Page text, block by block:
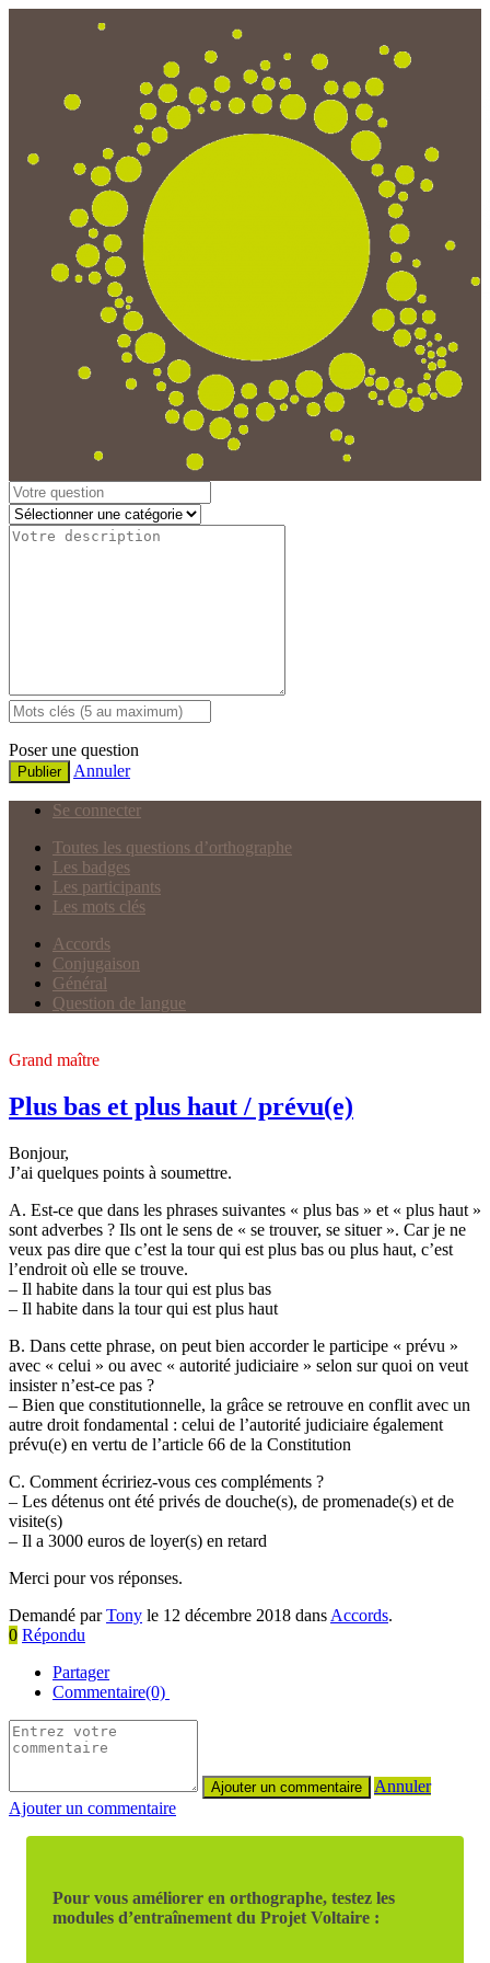
Poser une question
Publier Annuler
Se connecter
Toutes les questions d’orthographe
Les badges
Les participants
Les mots clés
Accords
Conjugaison
Général
Question de langue
Grand maître
Plus bas et plus haut / prévu(e)
Bonjour,
J’ai quelques points à soumettre.
A. Est-ce que dans les phrases suivantes « plus bas » et « plus haut »
sont adverbes ? Ils ont le sens de « se trouver, se situer ». Car je ne
veux pas dire que c’est la tour qui est plus bas ou plus haut, c’est
l’endroit où elle se trouve.
– Il habite dans la tour qui est plus bas
– Il habite dans la tour qui est plus haut
B. Dans cette phrase, on peut bien accorder le participe « prévu »
avec « celui » ou avec « autorité judiciaire » selon sur quoi on veut
insister n’est-ce pas ?
– Bien que constitutionnelle, la grâce se retrouve en conflit avec un
autre droit fondamental : celui de l’autorité judiciaire également
prévu(e) en vertu de l’article 66 de la Constitution
C. Comment écririez-vous ces compléments ?
– Les détenus ont été privés de douche(s), de promenade(s) et de
visite(s)
– Il a 3000 euros de loyer(s) en retard
Merci pour vos réponses.
Demandé parTony le 12 décembre 2018 dans Accords.
0 Répondu
Partager
Commentaire(0)
Annuler
Ajouter un commentaire
Pour vous améliorer en orthographe, testez les
modules d’entraînement du Projet Voltaire :